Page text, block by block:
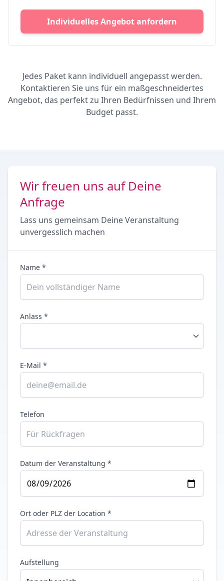
Individuelles Angebot anfordern
Jedes Paket kann individuell angepasst werden.
Kontaktieren Sie uns für ein maßgeschneidertes
Angebot, das perfekt zu Ihren Bedürfnissen und Ihrem
Budget passt.
Wir freuen uns auf Deine
Anfrage
Lass uns gemeinsam Deine Veranstaltung
unvergesslich machen
Name *
Anlass *
E-Mail *
Telefon
Datum der Veranstaltung *
Ort oder PLZ der Location *
Aufstellung